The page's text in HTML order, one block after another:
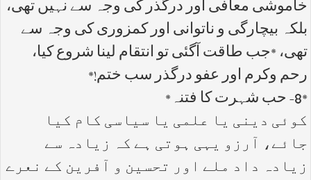
خاموشی معافی اور درگذر کی وجہ سے نہیں تھی،
بلکہ بیچارگی و ناتوانی اور کمزوری کی وجہ سے
تھی، *جب طاقت آگئی تو انتقام لینا شروع کیا،
رحم وکرم اور عفو درگذر سب ختم!*
*8- حب شہرت کا فتنہ*
کوئی دینی یا علمی یا سیاسی کام کیا
جائے، آرزو یہی ہوتی ہے کہ زیادہ سے
زیادہ داد ملے اور تحسین و آفرین کے نعرے